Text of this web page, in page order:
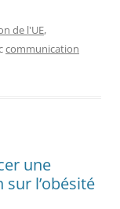
de l'UE,
communication
une
l’obésité